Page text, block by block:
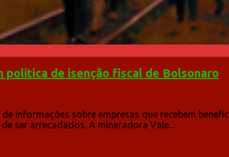
de isenção fiscal de Bolsonaro
informações sobre empresas que recebem
ser arrecadados. A mineradora Vale...